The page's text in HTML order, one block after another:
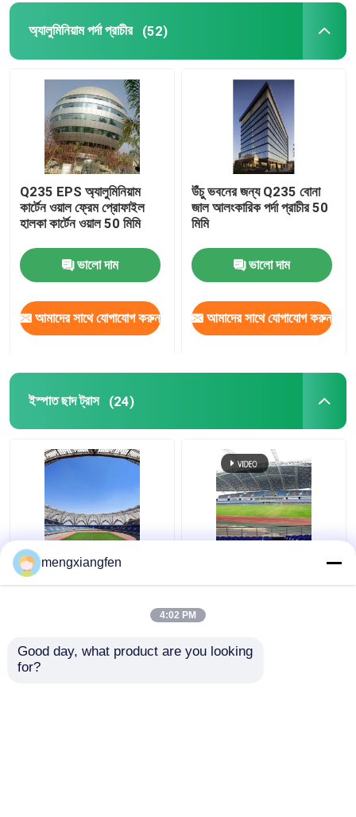
অ্যালুমিনিয়াম পর্দা প্রাচীর (52)
Q235 EPS অ্যালুমিনিয়াম
কার্টেন ওয়াল ফ্রেম প্রোফাইল
হালকা কার্টেন ওয়াল 50 মিমি
ভালো দাম
আমাদের সাথে যোগাযোগ করুন
উঁচু ভবনের জন্য Q235 বোনা
জাল আলংকারিক পর্দা প্রাচীর 50
মিমি
ভালো দাম
আমাদের সাথে যোগাযোগ করুন
ইস্পাত ছাদ ট্রাস (24)
Q235 বাঁকা ইস্পাত ছাদ ট্রাস
ঢেউতোলা ধাতু ছাদ trusses
mengxiangfen
4:02 PM
Good day, what product are you looking
for?